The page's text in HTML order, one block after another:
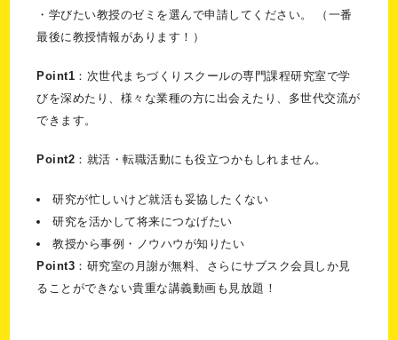
・学びたい教授のゼミを選んで申請してください。 （一番
最後に教授情報があります！）
Point1 ：次世代まちづくりスクールの専門課程研究室で学
びを深めたり、様々な業種の方に出会えたり、多世代交流が
できます。
Point2 ：就活・転職活動にも役立つかもしれません。
研究が忙しいけど就活も妥協したくない
研究を活かして将来につなげたい
教授から事例・ノウハウが知りたい
Point3 ：研究室の月謝が無料、さらにサブスク会員しか見
ることができない貴重な講義動画も見放題！